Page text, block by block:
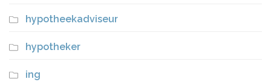
hypotheekadviseur
hypotheker
ing